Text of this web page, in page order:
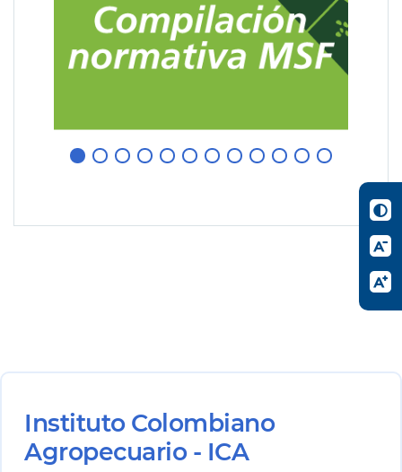
Instituto Colombiano
Agropecuario - ICA